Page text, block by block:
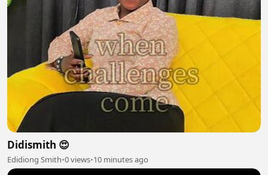
Didismith 😍
Edidiong Smith•0 views•10 minutes ago